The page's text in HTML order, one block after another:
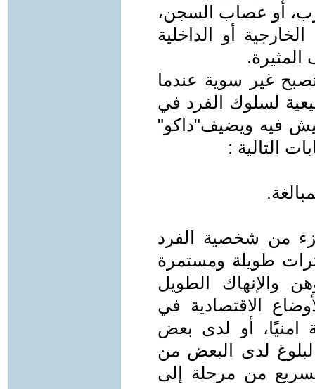
أو عصاب السجن،
أو الداخلية
غير سوية عندما
لسلوك الفرد في
فيه ويضيف"داكو"
التالية :
من شخصية الفرد
طويلة ومستمرة
والإنهاك الطويل
الاقتصادية في
امنيًا، أو لدى بعض
لدى البعض من
من مرحلة إلى